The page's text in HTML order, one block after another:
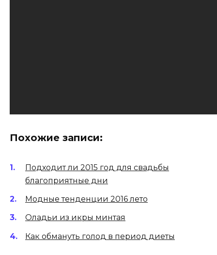
Похожие записи:
Подходит ли 2015 год для свадьбы
благоприятные дни
Модные тенденции 2016 лето
Оладьи из икры минтая
Как обмануть голод в период диеты